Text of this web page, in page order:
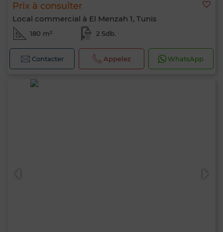
Prix à consulter
Local commercial à El Menzah 1, Tunis
180 m² 2 Sdb.
Contacter Appelez WhatsApp